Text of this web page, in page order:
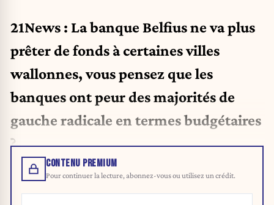
21News : La banque Belfius ne va plus
prêter de fonds à certaines villes
wallonnes, vous pensez que les
banques ont peur des majorités de
gauche radicale en termes budgétaires
?
CONTENU PREMIUM
Pour continuer la lecture, abonnez-vous ou utilisez un crédit.